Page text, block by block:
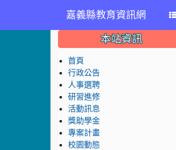
嘉義縣教育資訊網
::: 本站資訊
首頁
行政公告
人事選聘
研習進修
活動訊息
獎助學金
專案計畫
校園動態